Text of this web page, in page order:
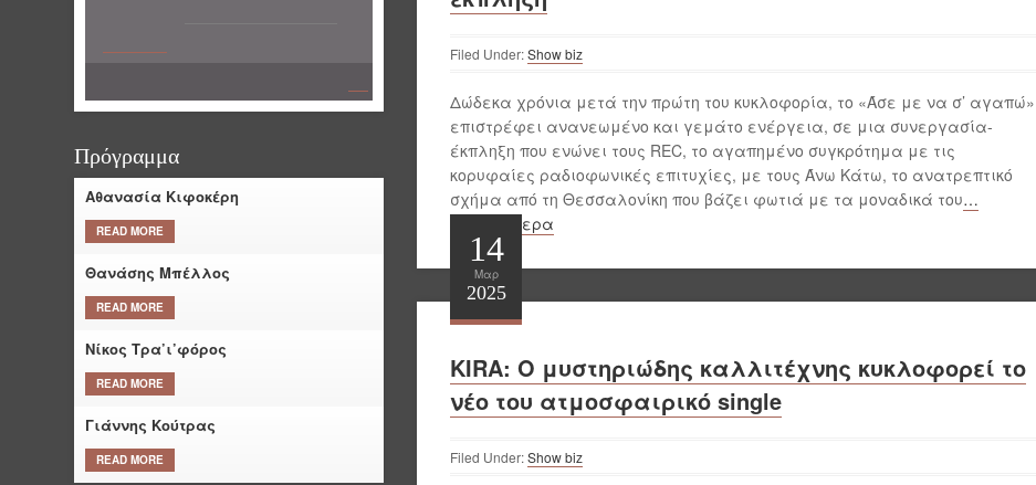
Πρόγραμμα
Αθανασία Κιφοκέρη
READ MORE
Θανάσης Μπέλλος
READ MORE
Νίκος Τρα’ι’φόρος
READ MORE
Γιάννης Κούτρας
READ MORE
Filed Under:Show biz
Δώδεκα χρόνια μετά την πρώτη του κυκλοφορία, το «Άσε με να σ’ αγαπώ»
επιστρέφει ανανεωμένο και γεμάτο ενέργεια, σε μια συνεργασία-
έκπληξη που ενώνει τους REC, το αγαπημένο συγκρότημα με τις
κορυφαίες ραδιοφωνικές επιτυχίες, με τους Άνω Κάτω, το ανατρεπτικό
σχήμα από τη Θεσσαλονίκη που βάζει φωτιά με τα μοναδικά του…
Περισσότερα
14
Μαρ
2025
KIRA: Ο μυστηριώδης καλλιτέχνης κυκλοφορεί το
νέο του ατμοσφαιρικό single
Filed Under:Show biz